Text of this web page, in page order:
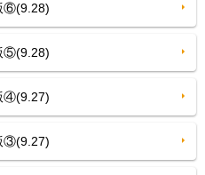
⑥(9.28)
⑤(9.28)
④(9.27)
③(9.27)